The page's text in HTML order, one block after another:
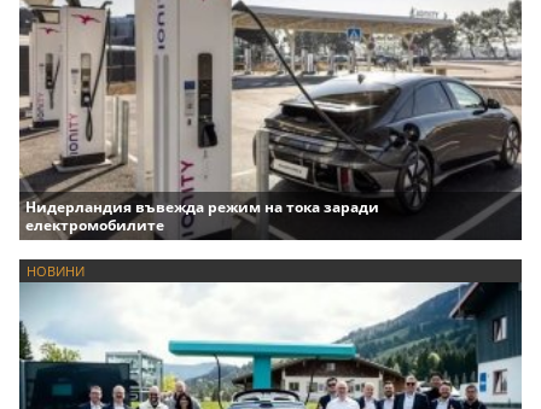
Нидерландия въвежда режим на тока заради
електромобилите
НОВИНИ